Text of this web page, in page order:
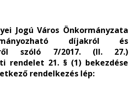
Jogú Város Önkormányzata
díjakról és
szóló 7/2017. (II. 27.)
rendelet 21. § (1) bekezdése
rendelkezés lép: